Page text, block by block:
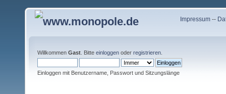
Impressum--
Willkommen Gast . Bitte einloggen oder registrieren
Einloggen mit Benutzername, Passwort und Sitzungslänge